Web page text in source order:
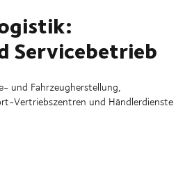
Servicebetrieb
und Fahrzeugherstellung,
Vertriebszentren und Händlerdienste